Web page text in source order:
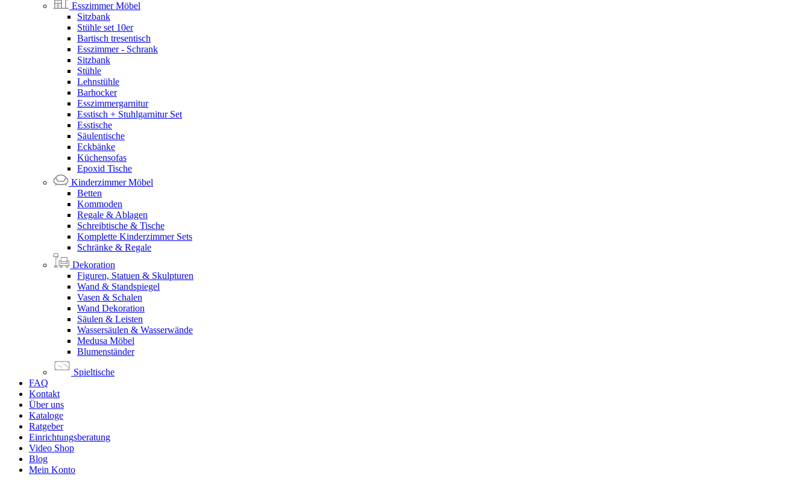
Esszimmer Möbel
Sitzbank
Stühle set 10er
Bartisch tresentisch
Esszimmer - Schrank
Sitzbank
Stühle
Lehnstühle
Barhocker
Esszimmergarnitur
Esstisch + Stuhlgarnitur Set
Esstische
Säulentische
Eckbänke
Küchensofas
Epoxid Tische
Kinderzimmer Möbel
Betten
Kommoden
Regale & Ablagen
Schreibtische & Tische
Komplette Kinderzimmer Sets
Schränke & Regale
Dekoration
Figuren, Statuen & Skulpturen
Wand & Standspiegel
Vasen & Schalen
Wand Dekoration
Säulen & Leisten
Wassersäulen & Wasserwände
Medusa Möbel
Blumenständer
Spieltische
FAQ
Kontakt
Über uns
Kataloge
Ratgeber
Einrichtungsberatung
Video Shop
Blog
Mein Konto